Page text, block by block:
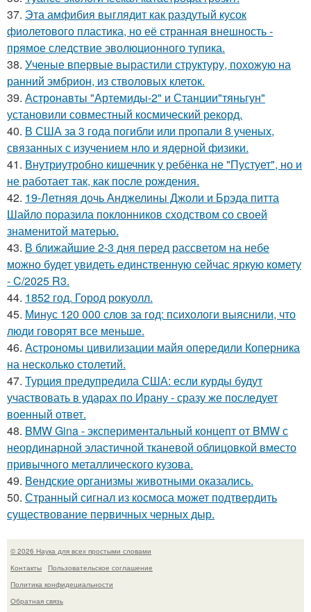
37. Эта амфибия выглядит как раздутый кусок
фиолетового пластика, но её странная внешность -
прямое следствие эволюционного тупика.
38. Ученые впервые вырастили структуру, похожую на
ранний эмбрион, из стволовых клеток.
39. Астронавты "Артемиды-2" и Станции"тяньгун"
установили совместный космический рекорд.
40. В США за 3 года погибли или пропали 8 ученых,
связанных с изучением нло и ядерной физики.
41. Внутриутробно кишечник у ребёнка не "Пустует", но и
не работает так, как после рождения.
42. 19-Летняя дочь Анджелины Джоли и Брэда питта
Шайло поразила поклонников сходством со своей
знаменитой матерью.
43. В ближайшие 2-3 дня перед рассветом на небе
можно будет увидеть единственную сейчас яркую комету
- C/2025 R3.
44. 1852 год. Город рокуолл.
45. Минус 120 000 слов за год: психологи выяснили, что
люди говорят все меньше.
46. Астрономы цивилизации майя опередили Коперника
на несколько столетий.
47. Турция предупредила США: если курды будут
участвовать в ударах по Ирану - сразу же последует
военный ответ.
48. BMW Gina - экспериментальный концепт от BMW с
неординарной эластичной тканевой облицовкой вместо
привычного металлического кузова.
49. Вендские организмы животными оказались.
50. Странный сигнал из космоса может подтвердить
существование первичных черных дыр.
© 2026 Наука для всех простыми словами
Контакты
Пользовательское соглашение
Политика конфидециальности
Обратная связь